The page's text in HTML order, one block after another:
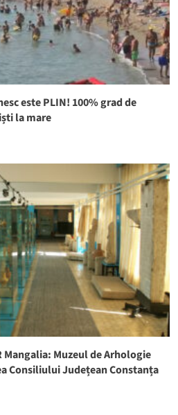
este PLIN! 100% grad de
la mare
Mangalia: Muzeul de Arhologie
Consiliului Județean Constanța